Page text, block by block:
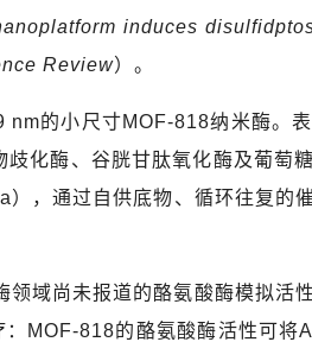
induces
Review）。
nm的小尺寸MOF-818纳米酶。
化酶、谷胱甘肽氧化酶及葡萄
），通过自供底物、循环往复的
领域尚未报道的酪氨酸酶模拟活
MOF-818的酪氨酸酶活性可将